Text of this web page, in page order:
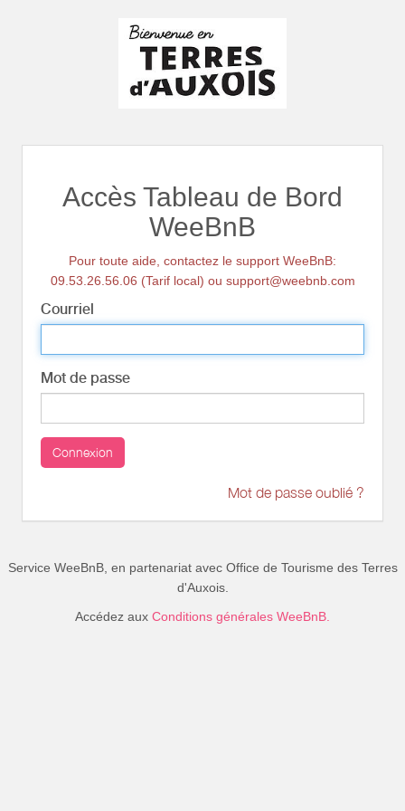
Accès Tableau de Bord
WeeBnB
Pour toute aide, contactez le support WeeBnB:
09.53.26.56.06 (Tarif local) ou support@weebnb.com
Courriel
Mot de passe
Connexion
Mot de passe oublié ?
Service WeeBnB, en partenariat avec Office de Tourisme des Terres
d'Auxois.
Accédez aux Conditions générales WeeBnB.